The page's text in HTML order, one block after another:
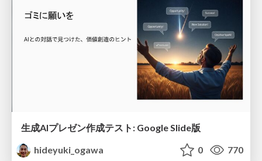
生成AIプレゼン作成テスト: Google Slide版
hideyuki_ogawa
0 770